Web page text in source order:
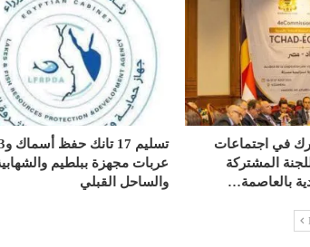
في اجتماعات
للجنة المشتركة
بالعاصمة…
تسليم 17
عربات مجهزة ببلطيم
والساحل القبلي